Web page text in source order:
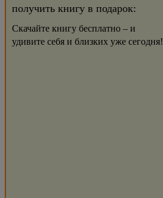
получить книгу в подарок:
Скачайте книгу бесплатно – и
удивите себя и близких уже сегодня!